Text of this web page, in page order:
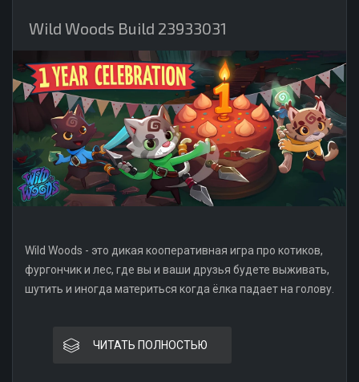
Wild Woods Build 23933031
Wild Woods - это дикая кооперативная игра про котиков,
фургончик и лес, где вы и ваши друзья будете выживать,
шутить и иногда материться когда ёлка падает на голову.
ЧИТАТЬ ПОЛНОСТЬЮ